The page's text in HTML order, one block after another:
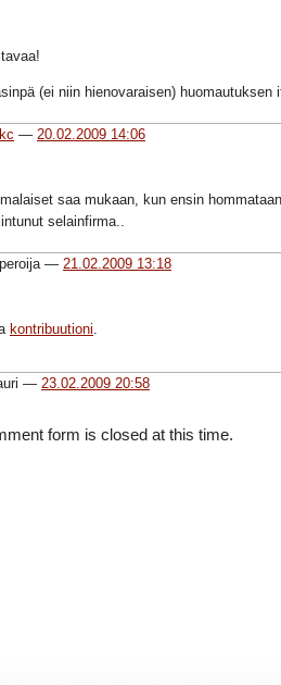
(ei niin hienovaraisen) huomautuksen
— 20.02.2009 14:06
saa mukaan, kun ensin
selainfirma..
— 21.02.2009 13:18
kontribuutioni.
— 23.02.2009 20:58
form is closed at this time.